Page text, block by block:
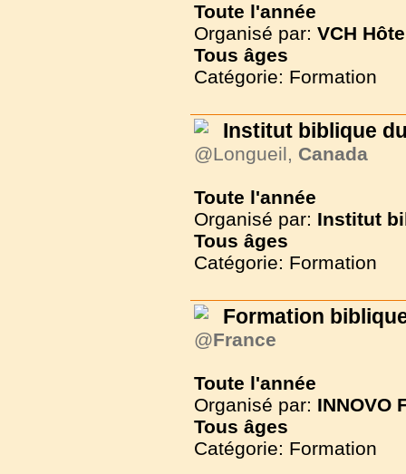
Toute l'année
Organisé par: VCH
Tous âges
Catégorie: Formation
Institut biblique
@Longueil, Canada
Toute l'année
Organisé par: Institut
Tous âges
Catégorie: Formation
Formation
@France
Toute l'année
Organisé par: INNOVO
Tous âges
Catégorie: Formation